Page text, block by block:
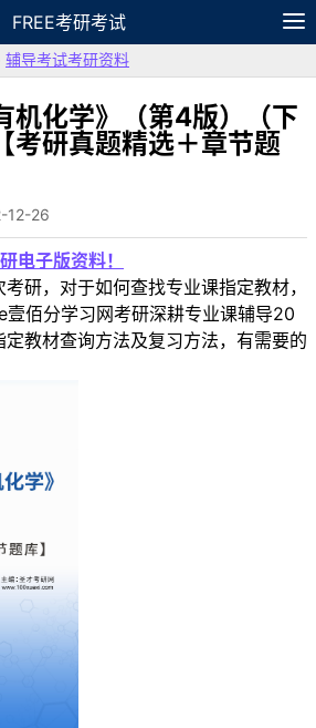
FREE考研考试
APP 笔记
辅导考试考研资料
机化学》（第4版）（下
考研真题精选＋章节题
12-26
电子版资料！
研，对于如何查找专业课指定教材，
壹佰分学习网考研深耕专业课辅导20
教材查询方法及复习方法，有需要的